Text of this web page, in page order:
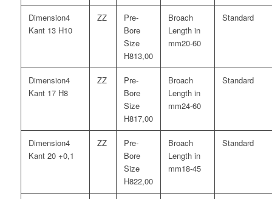
4
Kant 13 H10
13,00
20-60
4
Kant 17 H8
17,00
24-60
4
Kant 20 +0,1
22,00
18-45